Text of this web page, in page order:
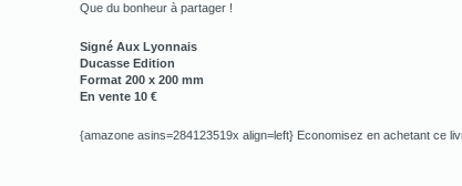
Que du bonheur à partager !
Signé Aux Lyonnais
Ducasse Edition
Format 200 x 200 mm
En vente 10 €
{amazone asins=284123519x align=left} Economisez en achetant ce